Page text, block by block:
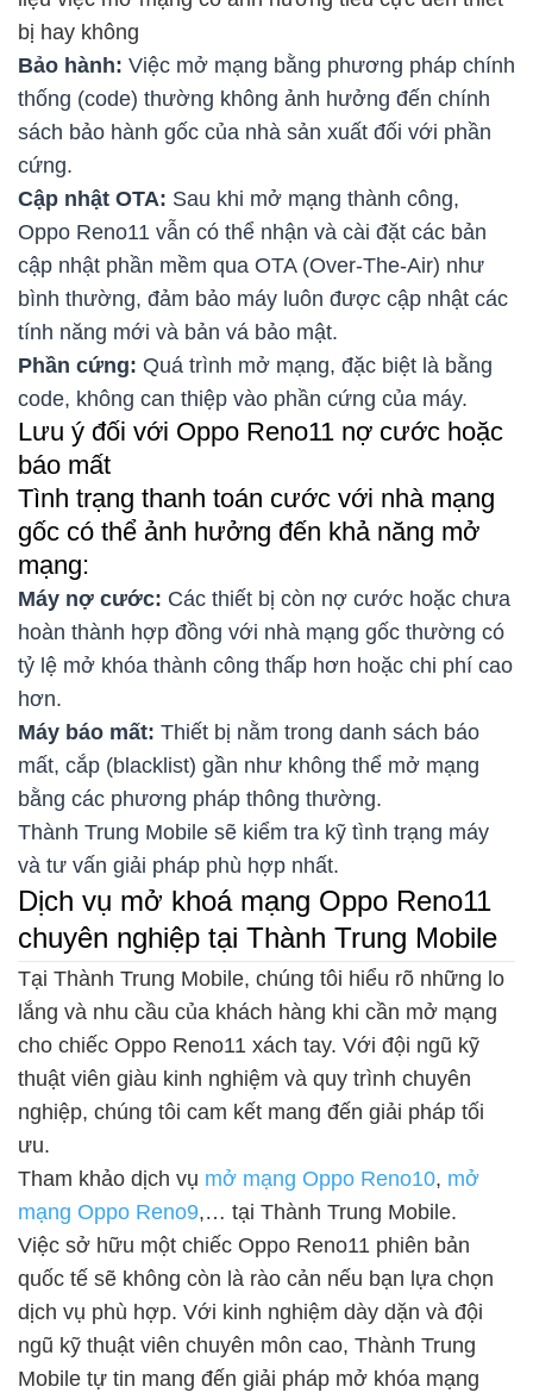
bị hay không
Bảo hành: Việc mở mạng bằng phương pháp chính
thống (code) thường không ảnh hưởng đến chính
sách bảo hành gốc của nhà sản xuất đối với phần
cứng.
Cập nhật OTA: Sau khi mở mạng thành công,
Oppo Reno11 vẫn có thể nhận và cài đặt các bản
cập nhật phần mềm qua OTA (Over-The-Air) như
bình thường, đảm bảo máy luôn được cập nhật các
tính năng mới và bản vá bảo mật.
Phần cứng: Quá trình mở mạng, đặc biệt là bằng
code, không can thiệp vào phần cứng của máy.
Lưu ý đối với Oppo Reno11 nợ cước hoặc
báo mất
Tình trạng thanh toán cước với nhà mạng
gốc có thể ảnh hưởng đến khả năng mở
mạng:
Máy nợ cước: Các thiết bị còn nợ cước hoặc chưa
hoàn thành hợp đồng với nhà mạng gốc thường có
tỷ lệ mở khóa thành công thấp hơn hoặc chi phí cao
hơn.
Máy báo mất: Thiết bị nằm trong danh sách báo
mất, cắp (blacklist) gần như không thể mở mạng
bằng các phương pháp thông thường.
Thành Trung Mobile sẽ kiểm tra kỹ tình trạng máy
và tư vấn giải pháp phù hợp nhất.
Dịch vụ mở khoá mạng Oppo Reno11
chuyên nghiệp tại Thành Trung Mobile
Tại Thành Trung Mobile, chúng tôi hiểu rõ những lo
lắng và nhu cầu của khách hàng khi cần mở mạng
cho chiếc Oppo Reno11 xách tay. Với đội ngũ kỹ
thuật viên giàu kinh nghiệm và quy trình chuyên
nghiệp, chúng tôi cam kết mang đến giải pháp tối
ưu.
Tham khảo dịch vụ mở mạng Oppo Reno10, mở
mạng Oppo Reno9,… tại Thành Trung Mobile.
Việc sở hữu một chiếc Oppo Reno11 phiên bản
quốc tế sẽ không còn là rào cản nếu bạn lựa chọn
dịch vụ phù hợp. Với kinh nghiệm dày dặn và đội
ngũ kỹ thuật viên chuyên môn cao, Thành Trung
Mobile tự tin mang đến giải pháp mở khóa mạng